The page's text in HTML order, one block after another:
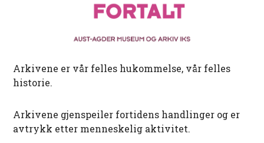
Arkivene er vår felles hukommelse, vår felles
historie.
Arkivene gjenspeiler fortidens handlinger og er
avtrykk etter menneskelig aktivitet.